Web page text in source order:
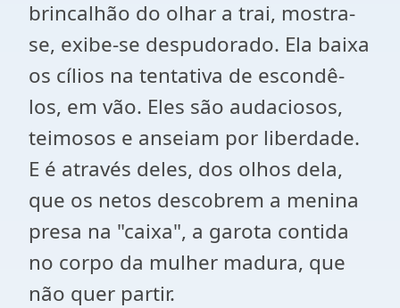
brincalhão do olhar a trai, mostra-
se, exibe-se despudorado. Ela baixa
os cílios na tentativa de escondê-
los, em vão. Eles são audaciosos,
teimosos e anseiam por liberdade.
E é através deles, dos olhos dela,
que os netos descobrem a menina
presa na "caixa", a garota contida
no corpo da mulher madura, que
não quer partir.